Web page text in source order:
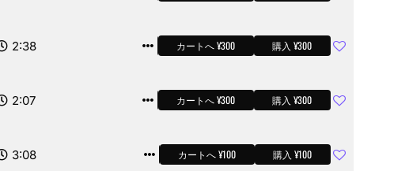
2:38 カートへ ¥300 購入 ¥300
2:07 カートへ ¥300 購入 ¥300
3:08 カートへ ¥100 購入 ¥100